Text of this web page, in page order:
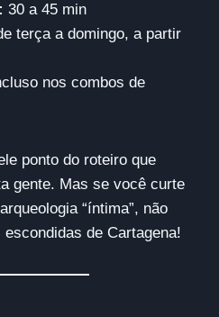
30 a 45 min
terça a domingo, a partir
nos combos de
ponto do roteiro que
gente. Mas se você curte
“íntima”, não
de Cartagena!